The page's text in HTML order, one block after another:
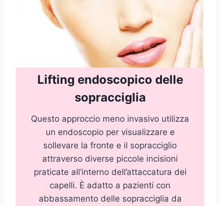
Lifting endoscopico delle
sopracciglia
Questo approccio meno invasivo utilizza
un endoscopio per visualizzare e
sollevare la fronte e il sopracciglio
attraverso diverse piccole incisioni
praticate all’interno dell’attaccatura dei
capelli. È adatto a pazienti con
abbassamento delle sopracciglia da